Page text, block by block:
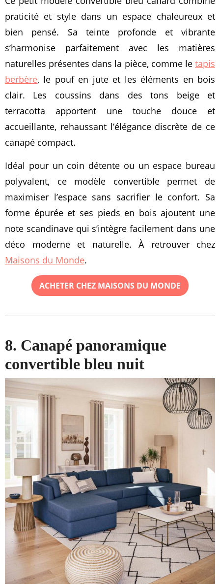
praticité et style dans un espace chaleureux et
bien pensé. Sa teinte profonde et vibrante
s’harmonise parfaitement avec les matières
naturelles présentes dans la pièce, comme le tapis
berbère, le pouf en jute et les éléments en bois
clair. Les coussins dans des tons beige et
terracotta apportent une touche douce et
accueillante, rehaussant l’élégance discrète de ce
canapé compact.
Idéal pour un coin détente ou un espace bureau
polyvalent, ce modèle convertible permet de
maximiser l’espace sans sacrifier le confort. Sa
forme épurée et ses pieds en bois ajoutent une
note scandinave qui s’intègre facilement dans une
déco moderne et naturelle. À retrouver chez
Maisons du Monde.
ACHETER CHEZ MAISONS DU MONDE
8. Canapé panoramique
convertible bleu nuit